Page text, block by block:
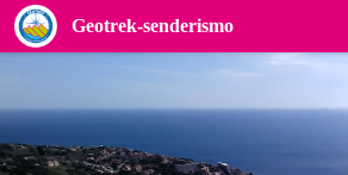
Geotrek-senderismo
El camino de la Frigoulette